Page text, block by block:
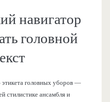
навигатор
головной
этикета головных уборов —
стилистике ансамбля и